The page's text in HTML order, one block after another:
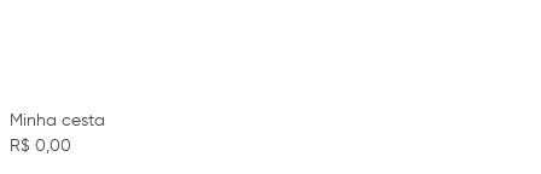
Minha cesta
R$ 0,00